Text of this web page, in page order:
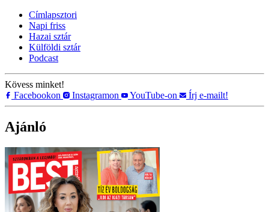
Címlapsztori
Napi friss
Hazai sztár
Külföldi sztár
Podcast
Kövess minket!
Facebookon
Instagramon YouTube-on Írj e-mailt!
Ajánló